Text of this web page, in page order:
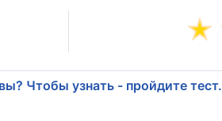
Чтобы узнать - пройдите тест.